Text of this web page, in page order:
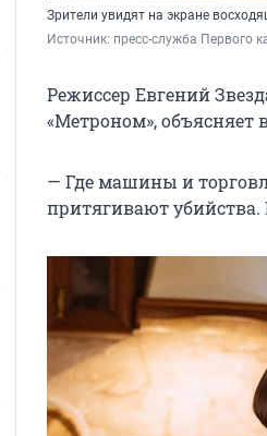
Зрители увидят на экране
Источник: пресс-служба Первого
Режиссер Евгений
«Метроном», объясняет
— Где машины и
притягивают убийства.